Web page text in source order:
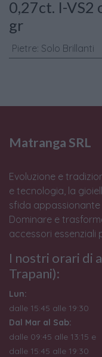
0,27ct. I-VS2
gr
Pietre: Solo Brillanti
Matranga SRL
Evoluzione e
e tecnologia, la
sfida appassionante
Dominare e
accessori essenziali
I nostri orari di
Trapani):
Lun:
dalle 15:45 alle 19:30
Dal Mar al Sab:
dalle 09:45 alle 13:15 e
dalle 15:45 alle 19:30